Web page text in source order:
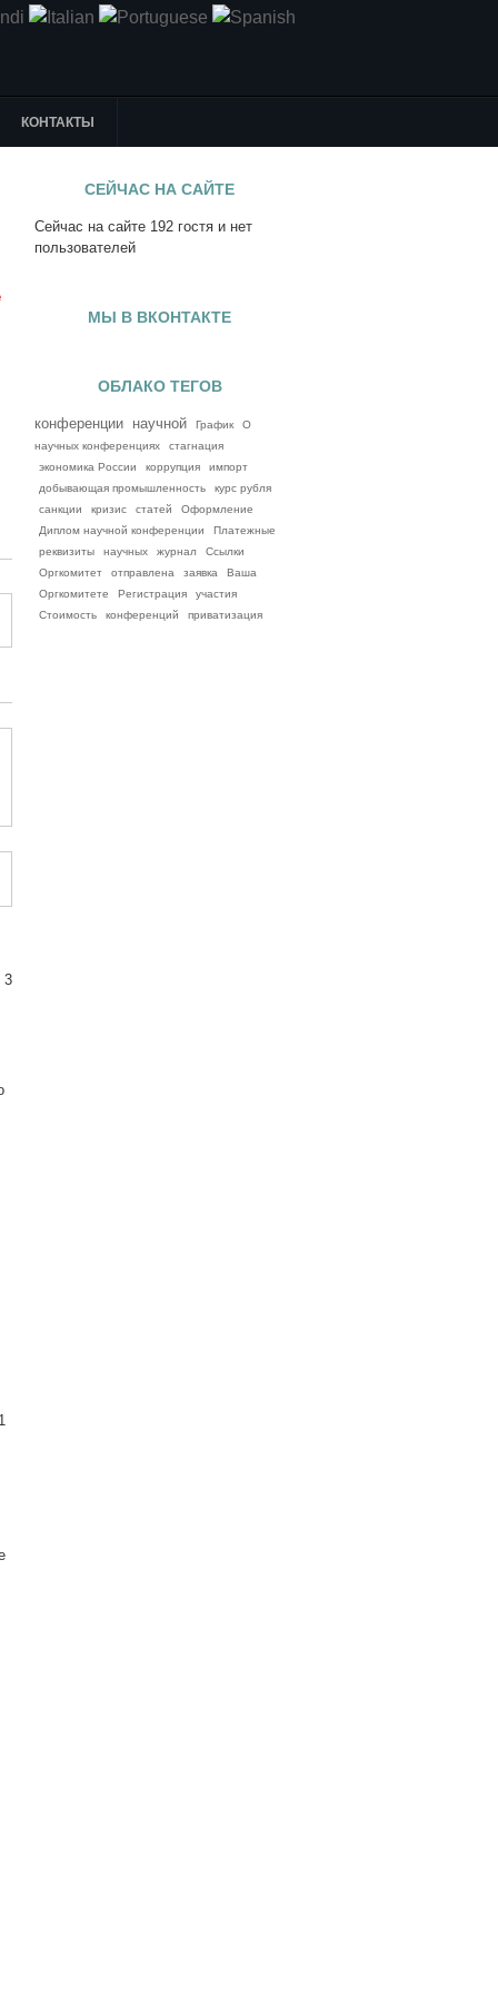
КОНТАКТЫ
3
СЕЙЧАС НА САЙТЕ
Сейчас на сайте 192 гостя и нет
пользователей
МЫ В ВКОНТАКТЕ
ОБЛАКО ТЕГОВ
конференции научной График
О
научных конференциях
стагнация
экономика России
коррупция
импорт
добывающая промышленность
курс рубля
санкции
кризис статей
Оформление
Диплом научной конференции
Платежные
реквизиты
научных журнал
Ссылки
Оргкомитет
отправлена заявка
Ваша
Оргкомитете
Регистрация
участия
Стоимость
конференций приватизация